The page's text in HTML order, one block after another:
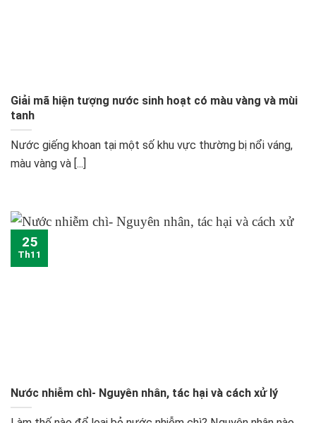
Giải mã hiện tượng nước sinh hoạt có màu vàng và mùi
tanh
Nước giếng khoan tại một số khu vực thường bị nổi váng,
màu vàng và [...]
Nước nhiễm chì- Nguyên nhân, tác hại và cách xử lý
25
Th11